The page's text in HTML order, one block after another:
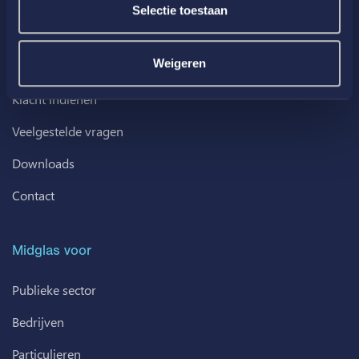
Selectie toestaan
Weigeren
Postex
Klacht indienen
Veelgestelde vragen
Downloads
Contact
Midglas voor
Publieke sector
Bedrijven
Particulieren